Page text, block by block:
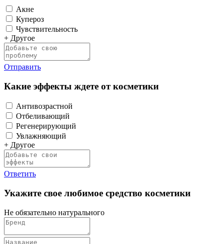
Акне
Купероз
Чувствительность
+ Другое
Отправить
Какие эффекты ждете от косметики
Антивозрастной
Отбеливающий
Регенерирующий
Увлажняющий
+ Другое
Ответить
Укажите свое любимое средство косметики
Не обязательно натурального